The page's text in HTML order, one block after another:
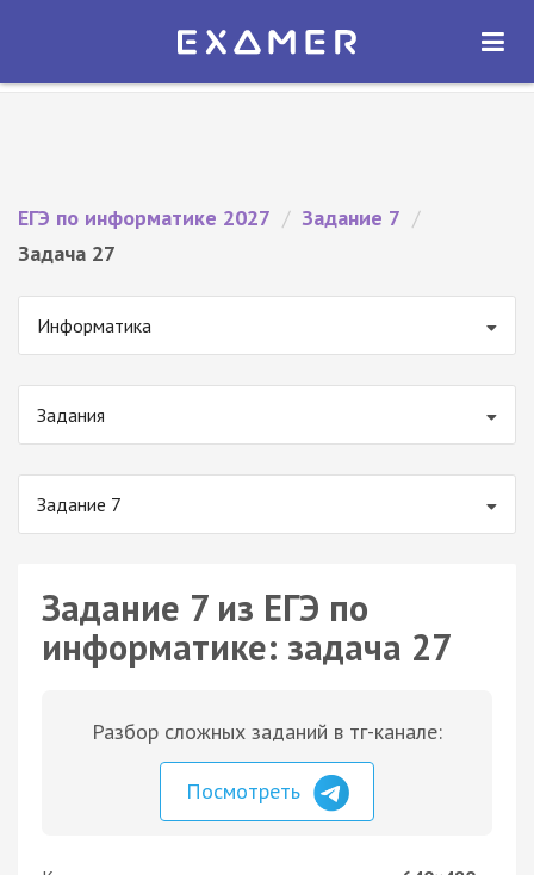
Экзамер — ЕГЭ 2027
ОТКРЫТЬ
ЕГЭ по информатике 2027 / Задание 7 /
Задача 27
Информатика
Задания
Задание 7
Задание 7 из ЕГЭ по
информатике: задача 27
Разбор сложных заданий в тг-канале:
Посмотреть